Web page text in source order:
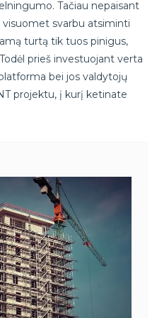
Tačiau nepaisant
svarbu atsiminti
turtą tik tuos pinigus,
prieš investuojant verta
bei jos valdytojų
projektu, į kurį ketinate